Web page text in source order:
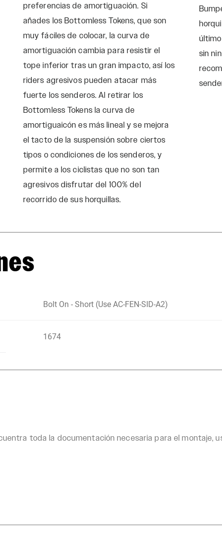
preferencias de amortiguación. Si
añades los Bottomless Tokens, que son
muy fáciles de colocar, la curva de
amortiguación cambia para resistir el
tope inferior tras un gran impacto, así los
riders agresivos pueden atacar más
fuerte los senderos. Al retirar los
Bottomless Tokens la curva de
amortiguaicón es más lineal y se mejora
el tacto de la suspensión sobre ciertos
tipos o condiciones de los senderos, y
permite a los ciclistas que no son tan
agresivos disfrutar del 100% del
recorrido de sus horquillas.
sin
Bolt On - Short (Use AC-FEN-SID-A2)
1674
toda la documentación necesaria para el montaje,